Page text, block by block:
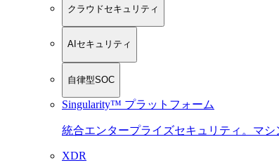
クラウドセキュリティ
AIセキュリティ
自律型SOC
Singularity™ プラットフォーム
統合エンタープライズセキュリティ。マ
XDR